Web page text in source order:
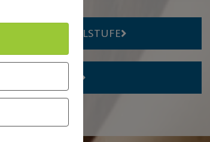
BIS MITTELSTUFE